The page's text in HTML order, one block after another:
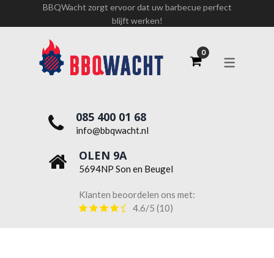
BBQWacht zorgt ervoor dat uw barbecue perfect
blijft werken!
085 400 01 68
info@bbqwacht.nl
OLEN 9A
5694NP Son en Beugel
Klanten beoordelen ons met:
4.6/5 (10)